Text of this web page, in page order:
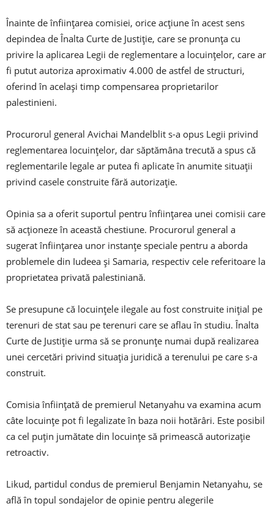
Înainte de înființarea comisiei, orice acțiune în acest sens
depindea de Înalta Curte de Justiție, care se pronunța cu
privire la aplicarea Legii de reglementare a locuințelor, care ar
fi putut autoriza aproximativ 4.000 de astfel de structuri,
oferind în același timp compensarea proprietarilor
palestinieni.
Procurorul general Avichai Mandelblit s-a opus Legii privind
reglementarea locuințelor, dar săptămâna trecută a spus că
reglementarile legale ar putea fi aplicate în anumite situații
privind casele construite fără autorizație.
Opinia sa a oferit suportul pentru înființarea unei comisii care
să acționeze în această chestiune. Procurorul general a
sugerat înființarea unor instanțe speciale pentru a aborda
problemele din Iudeea și Samaria, respectiv cele referitoare la
proprietatea privată palestiniană.
Se presupune că locuințele ilegale au fost construite inițial pe
terenuri de stat sau pe terenuri care se aflau în studiu. Înalta
Curte de Justiție urma să se pronunțe numai după realizarea
unei cercetări privind situația juridică a terenului pe care s-a
construit.
Comisia înființată de premierul Netanyahu va examina acum
câte locuințe pot fi legalizate în baza noii hotărâri. Este posibil
ca cel puțin jumătate din locuințe să primească autorizație
retroactiv.
Likud, partidul condus de premierul Benjamin Netanyahu, se
află în topul sondajelor de opinie pentru alegerile